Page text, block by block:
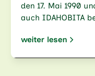
den 17. Mai 1990
auch IDAHOBITA
weiter lesen